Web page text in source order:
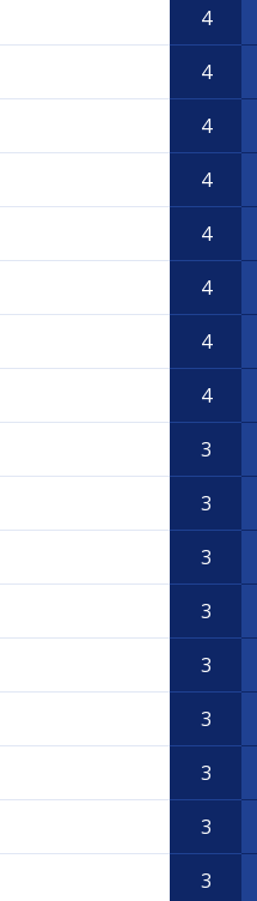
4
4
4
4
4
4
4
4
3
3
3
3
3
3
3
3
3